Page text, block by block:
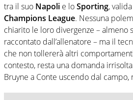
tra il suo Napoli e loSporting,
Champions League. Nessuna
chiarito le loro divergenze – almeno
raccontato dall’allenatore – ma il
che non tollererà altri
contesto, resta una domanda
Bruyne a Conte uscendo dal campo,